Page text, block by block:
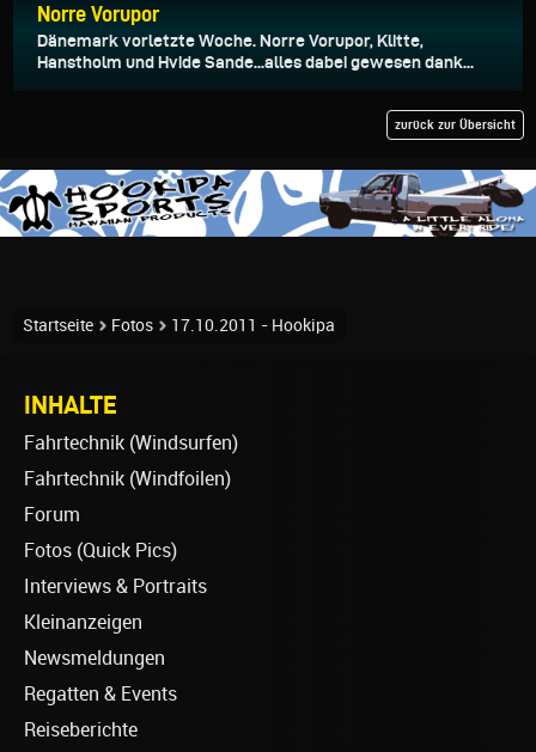
Norre Vorupor
Dänemark vorletzte Woche. Norre Vorupor, Klitte,
Hanstholm und Hvide Sande...alles dabei gewesen dank...
zurück zur Übersicht
Startseite Fotos 17.10.2011 - Hookipa
INHALTE
Fahrtechnik (Windsurfen)
Fahrtechnik (Windfoilen)
Forum
Fotos (Quick Pics)
Interviews & Portraits
Kleinanzeigen
Newsmeldungen
Regatten & Events
Reiseberichte